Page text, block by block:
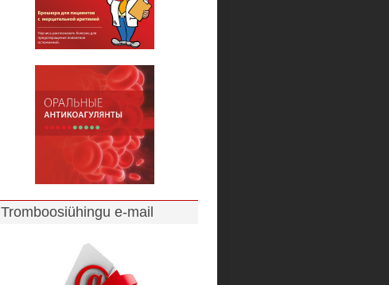
Tromboosiühingu e-mail